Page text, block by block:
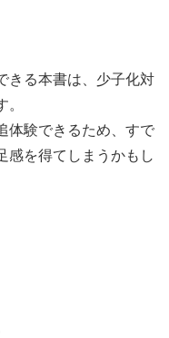
きる本書は、少子化対
体験できるため、すで
感を得てしまうかもし